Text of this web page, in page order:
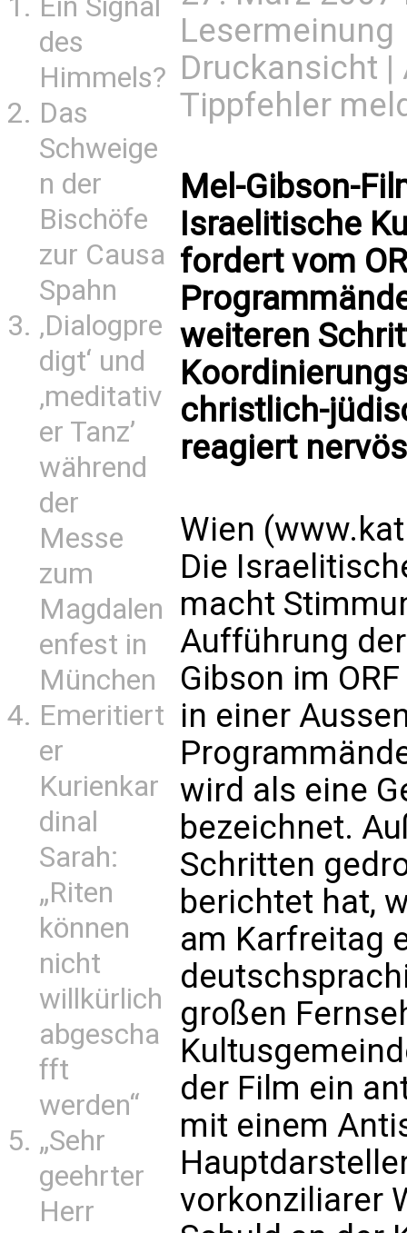
Ein Signal
des
Himmels?
Das
Schweige
n der
Bischöfe
zur Causa
Spahn
‚Dialogpre
digt‘ und
‚meditativ
er Tanz’
während
der
Messe
zum
Magdalen
enfest in
München
Emeritiert
er
Kurienkar
dinal
Sarah:
„Riten
können
nicht
willkürlich
abgescha
fft
werden“
„Sehr
geehrter
Herr
Lesermeinung
Druckansicht |
Tippfehler
Mel-Gibson-
Israelitische
fordert vom
weiteren
christlich-
reagiert nervös
Wien
Die
macht
Aufführung der
Gibson im
in einer
wird als eine
bezeichnet.
Schritten
berichtet hat,
am Karfreitag
großen
der Film ein
mit einem
vorkonziliarer